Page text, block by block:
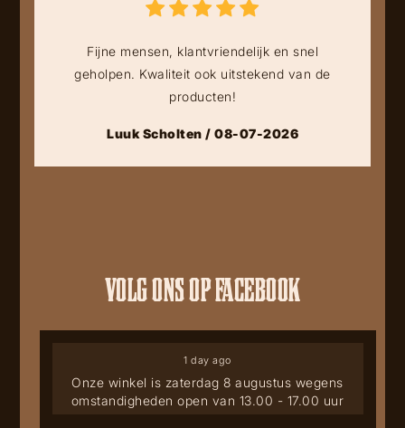
Fijne mensen, klantvriendelijk en snel
geholpen. Kwaliteit ook uitstekend van de
producten!
Luuk Scholten / 08-07-2026
VOLG ONS OP FACEBOOK
Onze winkel is zaterdag 8 augustus wegens
omstandigheden open van 13.00 - 17.00 uur
1 day ago